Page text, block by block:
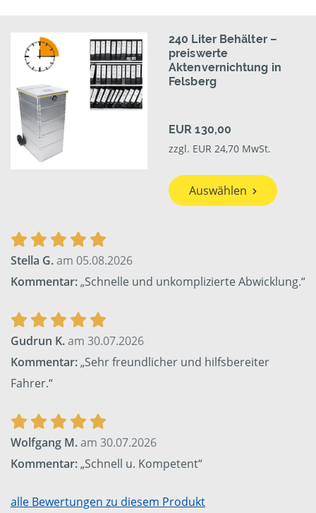
240 Liter Behälter –
preiswerte
Aktenvernichtung in
Felsberg
EUR 130,00
zzgl. EUR 24,70 MwSt.
Auswählen
Stella G.am 05.08.2026
Kommentar:„Schnelle und unkomplizierte Abwicklung.“
Gudrun K.am 30.07.2026
Kommentar:„Sehr freundlicher und hilfsbereiter
Fahrer.“
Wolfgang M.am 30.07.2026
Kommentar:„Schnell u. Kompetent“
alle Bewertungen zu diesem Produkt